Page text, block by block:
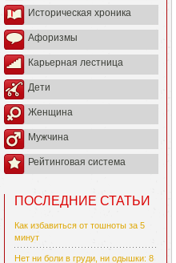
Историческая хроника
Афоризмы
Карьерная лестница
Дети
Женщина
Мужчина
Рейтинговая система
ПОСЛЕДНИЕ СТАТЬИ
Как избавиться от тошноты за 5
минут
Нет ни боли в груди, ни одышки: 8